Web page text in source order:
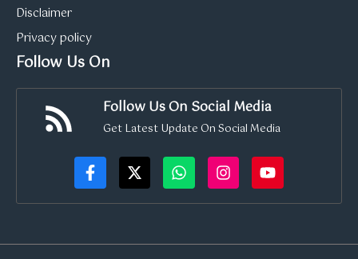
Disclaimer
Privacy policy
Follow Us On
Follow Us On Social Media
Get Latest Update On Social Media